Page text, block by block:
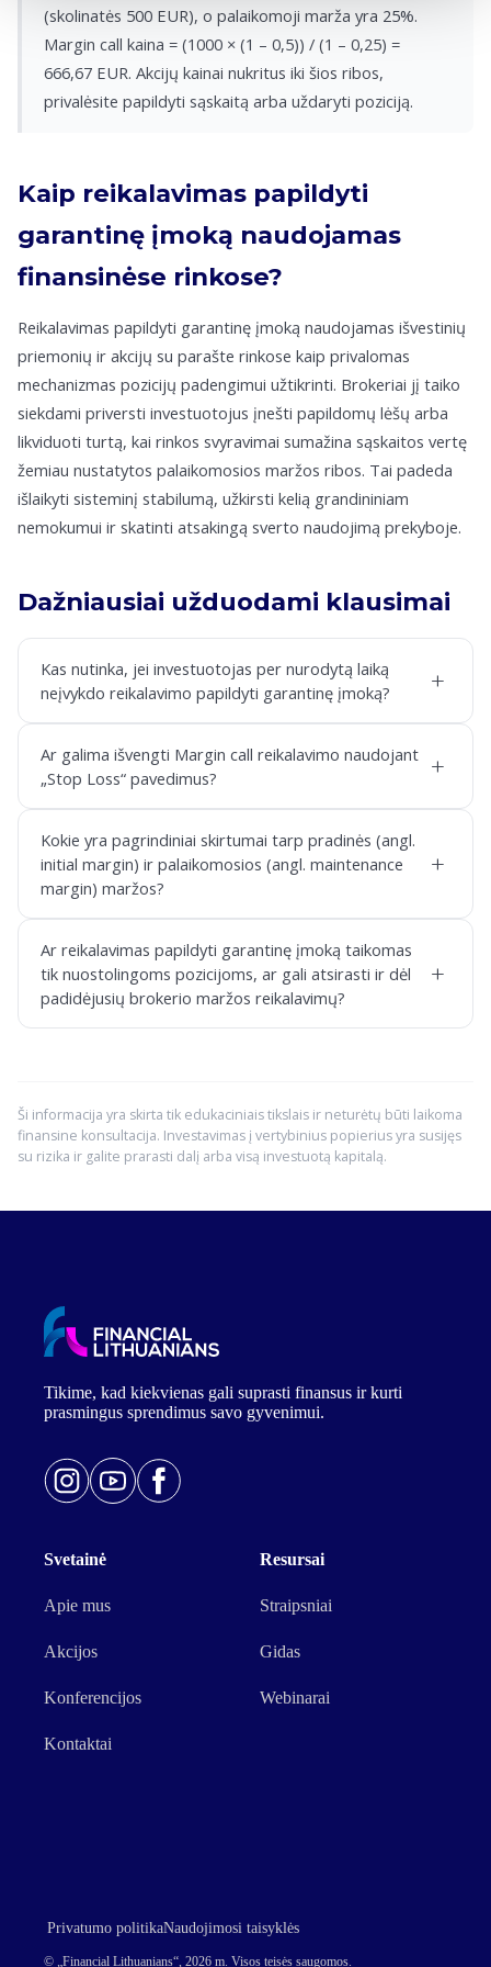
(skolinatės 500 EUR), o palaikomoji marža yra 25%.
Margin call kaina = (1000 × (1 – 0,5)) / (1 – 0,25) =
666,67 EUR. Akcijų kainai nukritus iki šios ribos,
privalėsite papildyti sąskaitą arba uždaryti poziciją.
Kaip reikalavimas papildyti
garantinę įmoką naudojamas
finansinėse rinkose?
Reikalavimas papildyti garantinę įmoką naudojamas išvestinių
priemonių ir akcijų su parašte rinkose kaip privalomas
mechanizmas pozicijų padengimui užtikrinti. Brokeriai jį taiko
siekdami priversti investuotojus įnešti papildomų lėšų arba
likviduoti turtą, kai rinkos svyravimai sumažina sąskaitos vertę
žemiau nustatytos palaikomosios maržos ribos. Tai padeda
išlaikyti sisteminį stabilumą, užkirsti kelią grandininiam
nemokumui ir skatinti atsakingą sverto naudojimą prekyboje.
Dažniausiai užduodami klausimai
Kas nutinka, jei investuotojas per nurodytą laiką
neįvykdo reikalavimo papildyti garantinę įmoką?
+
Ar galima išvengti Margin call reikalavimo naudojant
„Stop Loss“ pavedimus?
+
Kokie yra pagrindiniai skirtumai tarp pradinės (angl.
initial margin) ir palaikomosios (angl. maintenance
margin) maržos?
+
Ar reikalavimas papildyti garantinę įmoką taikomas
tik nuostolingoms pozicijoms, ar gali atsirasti ir dėl
padidėjusių brokerio maržos reikalavimų?
+
Ši informacija yra skirta tik edukaciniais tikslais ir neturėtų būti laikoma
finansine konsultacija. Investavimas į vertybinius popierius yra susijęs
su rizika ir galite prarasti dalį arba visą investuotą kapitalą.
Tikime, kad kiekvienas gali suprasti finansus ir kurti
prasmingus sprendimus savo gyvenimui.
Svetainė
Apie mus
Akcijos
Konferencijos
Kontaktai
Resursai
Straipsniai
Gidas
Webinarai
Privatumo politikaNaudojimosi taisyklės
© „Financial Lithuanians“, 2026 m. Visos teisės saugomos.